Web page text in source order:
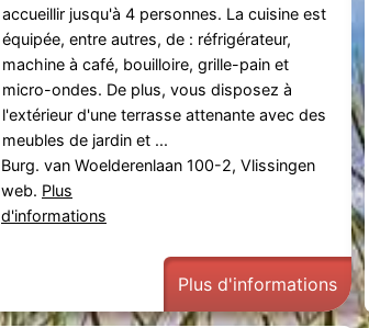
accueillir jusqu'à 4 personnes. La cuisine est
équipée, entre autres, de : réfrigérateur,
machine à café, bouilloire, grille-pain et
micro-ondes. De plus, vous disposez à
l'extérieur d'une terrasse attenante avec des
meubles de jardin et ...
Burg. van Woelderenlaan 100-2, Vlissingen
web. Plus
d'informations
Plus d'informations